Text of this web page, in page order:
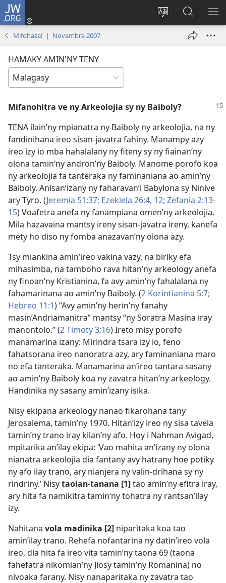
JW.ORG
Hiova
Hiditra
(manokatra
ato
Amin’ny
Mifohaza! | Novambra 2007
HAMAKY AMIN'NY TENY
Mifanohitra ve ny Arkeolojia sy ny Baiboly?
TENA ilain’ny mpianatra ny Baiboly ny arkeolojia, na ny
fandinihana ireo sisan-javatra fahiny. Manampy azy
ireo izy io mba hahalalany ny fiteny sy ny fiainan’ny
olona tamin’ny andron’ny Baiboly. Manome porofo koa
ny arkeolojia fa tanteraka ny faminaniana ao amin’ny
Baiboly. Anisan’izany ny faharavan’i Babylona sy Ninive
ary Tyro. (Jeremia 51:37; Ezekiela 26:4, 12; Zefania 2:13-
15) Voafetra anefa ny fanampiana omen’ny arkeolojia.
Mila hazavaina mantsy ireny sisan-javatra ireny, kanefa
mety ho diso ny fomba anazavan’ny olona azy.
Tsy miankina amin’ireo vakina vazy, na biriky efa
mihasimba, na tamboho rava hitan’ny arkeology anefa
ny finoan’ny Kristianina, fa avy amin’ny fahalalana ny
fahamarinana ao amin’ny Baiboly. (2 Korintianina 5:7;
Hebreo 11:1) “Avy amin’ny herin’ny fanahy
masin’Andriamanitra” mantsy “ny Soratra Masina iray
manontolo.” (2 Timoty 3:16) Ireto misy porofo
manamarina izany: Mirindra tsara izy io, feno
fahatsorana ireo nanoratra azy, ary faminaniana maro
no efa tanteraka. Manamarina an’ireo tantara sasany
ao amin’ny Baiboly koa ny zavatra hitan’ny arkeology.
Handinika ny sasany amin’izany isika.
Nisy ekipana arkeology nanao fikarohana tany
Jerosalema, tamin’ny 1970. Hitan’izy ireo ny sisa tavela
tamin’ny trano iray kilan’ny afo. Hoy i Nahman Avigad,
mpitarika an’ilay ekipa: ‘Vao mahita an’izany ny olona
nianatra arkeolojia dia fantany avy hatrany hoe potiky
ny afo ilay trano, ary nianjera ny valin-drihana sy ny
rindriny.’ Nisytaolan-tanana [1]tao amin’ny efitra iray,
ary hita fa namikitra tamin’ny tohatra ny rantsan’ilay
izy.
Nahitana vola madinika [2] niparitaka koa tao
amin’ilay trano. Rehefa nofantarina ny datin’ireo vola
ireo, dia hita fa ireo vita tamin’ny taona 69 (taona
fahefatra nikomian’ny Jiosy tamin’ny Romanina) no
nivoaka farany. Nisy nanaparitaka ny zavatra tao